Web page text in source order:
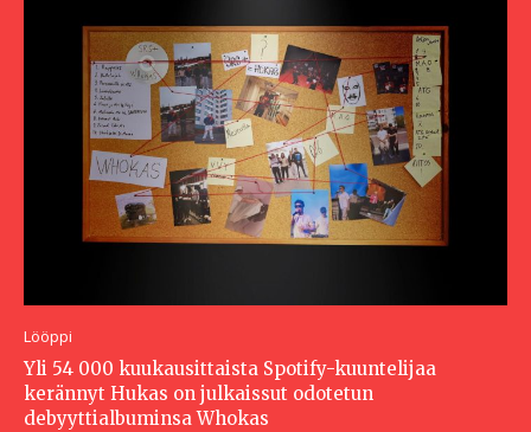
Lööppi
Yli 54 000 kuukausittaista Spotify-kuuntelijaa
kerännyt Hukas on julkaissut odotetun
debyyttialbuminsa Whokas